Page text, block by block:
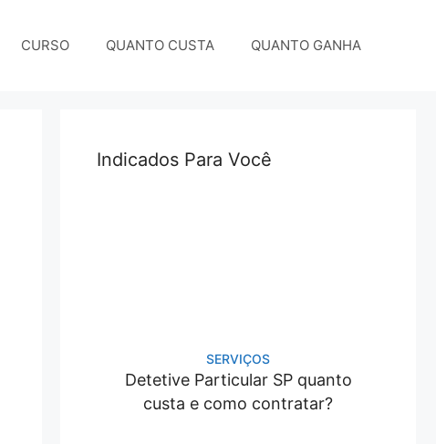
CURSO QUANTO CUSTA QUANTO GANHA
Indicados Para Você
SERVIÇOS
Detetive Particular SP quanto
custa e como contratar?